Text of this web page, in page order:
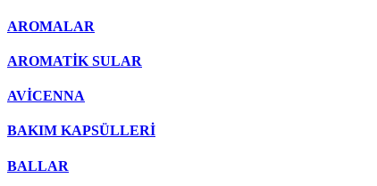
AROMALAR
AROMATİK SULAR
AVİCENNA
BAKIM KAPSÜLLERİ
BALLAR